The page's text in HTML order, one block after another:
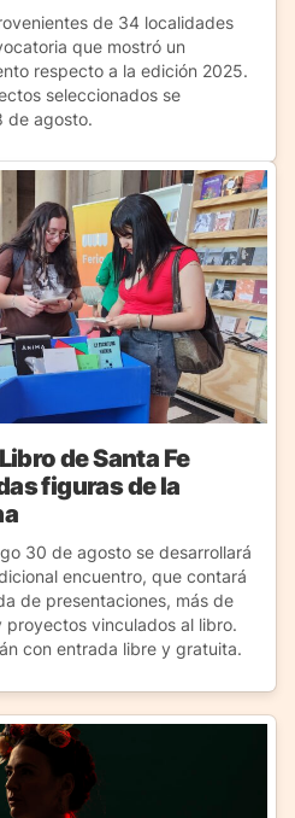
de 34 localidades
que mostró un
respecto a la edición 2025.
seleccionados se
de agosto.
de Santa Fe
figuras de la
30 de agosto se desarrollará
encuentro, que contará
de presentaciones, más de
vinculados al libro.
con entrada libre y gratuita.